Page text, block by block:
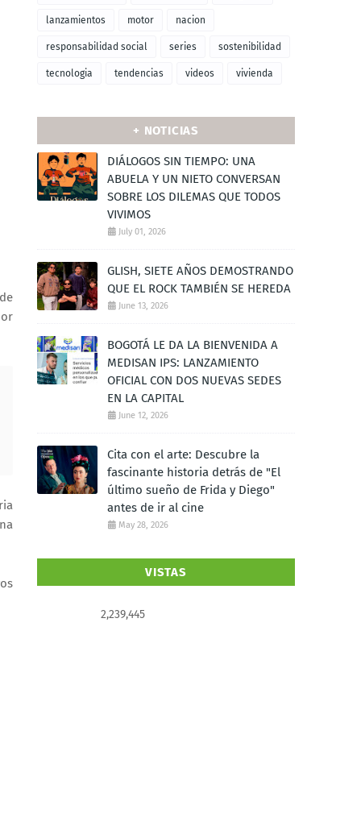
lanzamientos motor nacion
responsabilidad social series sostenibilidad
tecnologia tendencias videos vivienda
+ NOTICIAS
DIÁLOGOS SIN TIEMPO: UNA
ABUELA Y UN NIETO CONVERSAN
SOBRE LOS DILEMAS QUE TODOS
VIVIMOS
July 01, 2026
GLISH, SIETE AÑOS DEMOSTRANDO
QUE EL ROCK TAMBIÉN SE HEREDA
June 13, 2026
BOGOTÁ LE DA LA BIENVENIDA A
MEDISAN IPS: LANZAMIENTO
OFICIAL CON DOS NUEVAS SEDES
EN LA CAPITAL
June 12, 2026
Cita con el arte: Descubre la
fascinante historia detrás de "El
último sueño de Frida y Diego"
antes de ir al cine
May 28, 2026
VISTAS
2,239,445